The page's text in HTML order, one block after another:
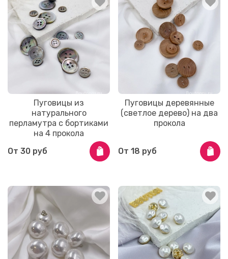
Пуговицы из
натурального
перламутра с бортиками
на 4 прокола
От 30 руб
Пуговицы деревянные
(светлое дерево) на два
прокола
От 18 руб